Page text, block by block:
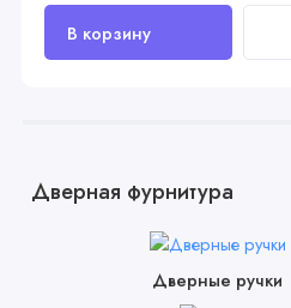
Дверная фурнитура
Дверные ручки